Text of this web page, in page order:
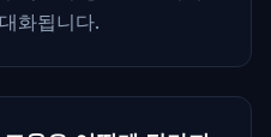
화됩니다.